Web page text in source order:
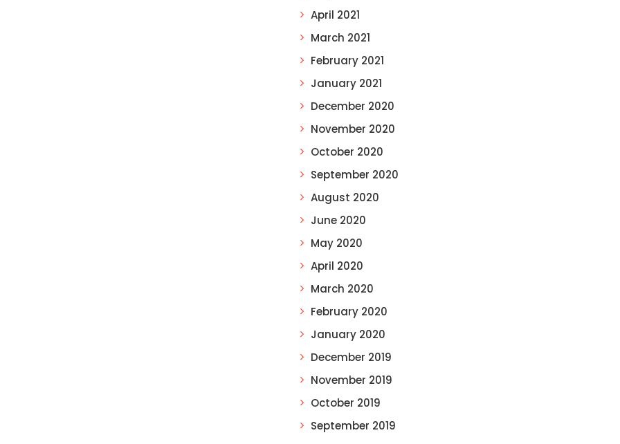
April 2021
March 2021
February 2021
January 2021
December 2020
November 2020
October 2020
September 2020
August 2020
June 2020
May 2020
April 2020
March 2020
February 2020
January 2020
December 2019
November 2019
October 2019
September 2019